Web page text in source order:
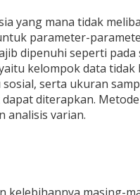
yang mana tidak
parameter-
dipenuhi seperti
kelompok data
serta ukuran
diterapkan.
analisis varian.